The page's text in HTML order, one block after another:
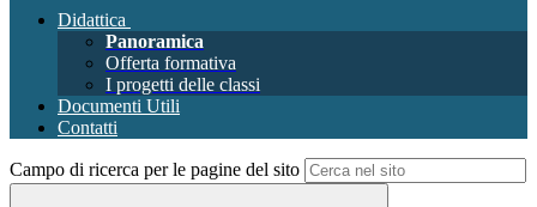
Didattica
Panoramica
Offerta formativa
I progetti delle classi
Documenti Utili
Contatti
Campo di ricerca per le pagine del sito